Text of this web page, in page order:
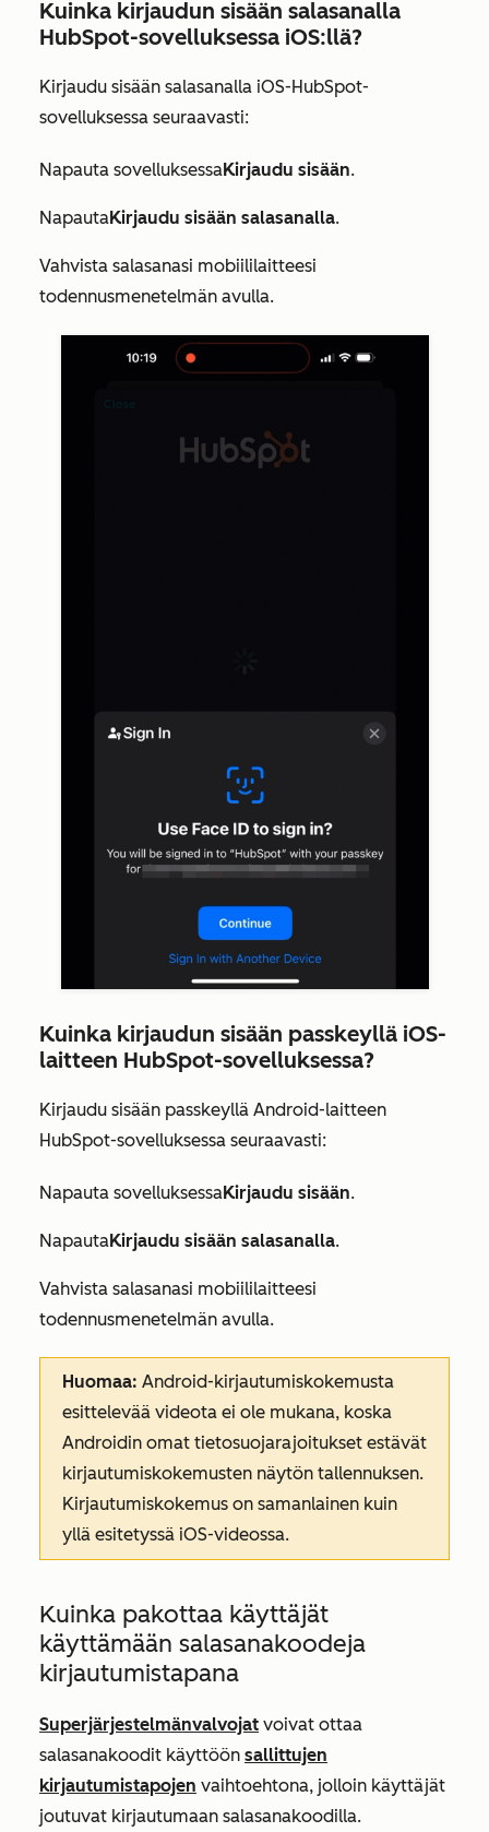
Kuinka kirjaudun sisään salasanalla
HubSpot-sovelluksessa iOS:llä?
Kirjaudu sisään salasanalla iOS-HubSpot-
sovelluksessa seuraavasti:
Napauta sovelluksessaKirjaudu sisään.
NapautaKirjaudu sisään salasanalla.
Vahvista salasanasi mobiililaitteesi
todennusmenetelmän avulla.
Kuinka kirjaudun sisään passkeyllä iOS-
laitteen HubSpot-sovelluksessa?
Kirjaudu sisään passkeyllä Android-laitteen
HubSpot-sovelluksessa seuraavasti:
Napauta sovelluksessaKirjaudu sisään.
NapautaKirjaudu sisään salasanalla.
Vahvista salasanasi mobiililaitteesi
todennusmenetelmän avulla.
Huomaa: Android-kirjautumiskokemusta
esittelevää videota ei ole mukana, koska
Androidin omat tietosuojarajoitukset estävät
kirjautumiskokemusten näytön tallennuksen.
Kirjautumiskokemus on samanlainen kuin
yllä esitetyssä iOS-videossa.
Kuinka pakottaa käyttäjät
käyttämään salasanakoodeja
kirjautumistapana
Superjärjestelmänvalvojat voivat ottaa
salasanakoodit käyttöön sallittujen
kirjautumistapojen vaihtoehtona, jolloin käyttäjät
joutuvat kirjautumaan salasanakoodilla.